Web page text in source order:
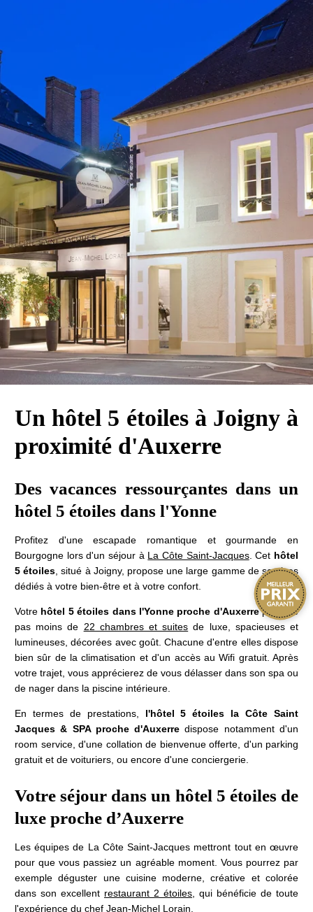
Un hôtel 5 étoiles à Joigny à
proximité d'Auxerre
Des vacances ressourçantes dans un
hôtel 5 étoiles dans l'Yonne
Profitez d'une escapade romantique et gourmande en
Bourgogne lors d'un séjour à La Côte Saint-Jacques. Cet hôtel
5 étoiles , situé à Joigny, propose une large gamme de services
dédiés à votre bien-être et à votre confort.
Votre hôtel 5 étoiles dans l'Yonne proche d'Auxerrepropose
pas moins de 22 chambres et suites de luxe, spacieuses et
lumineuses, décorées avec goût. Chacune d'entre elles dispose
bien sûr de la climatisation et d'un accès au Wifi gratuit. Après
votre trajet, vous apprécierez de vous délasser dans son spa ou
de nager dans la piscine intérieure.
En termes de prestations, l'hôtel 5 étoiles la Côte Saint
Jacques & SPA proche d'Auxerredispose notamment d'un
room service, d'une collation de bienvenue offerte, d'un parking
gratuit et de voituriers, ou encore d'une conciergerie.
Votre séjour dans un hôtel 5 étoiles de
luxe proche d’Auxerre
Les équipes de La Côte Saint-Jacques mettront tout en œuvre
pour que vous passiez un agréable moment. Vous pourrez par
exemple déguster une cuisine moderne, créative et colorée
dans son excellent restaurant 2 étoiles, qui bénéficie de toute
l'expérience du chef Jean-Michel Lorain.